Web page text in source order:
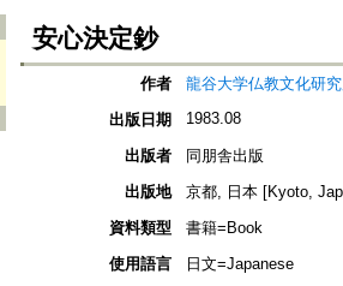
安心決定鈔
作者
龍谷大学仏教文化研
出版日期
1983.08
出版者
同朋舎出版
出版地
京都, 日本 [Kyoto,
資料類型
書籍=Book
使用語言
日文=Japanese